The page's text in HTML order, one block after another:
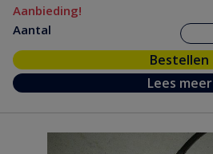
Aanbieding!
Aantal
Bestellen
Lees meer